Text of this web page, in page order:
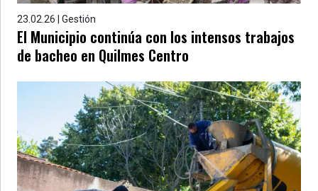
23.02.26 | Gestión
El Municipio continúa con los intensos trabajos
de bacheo en Quilmes Centro